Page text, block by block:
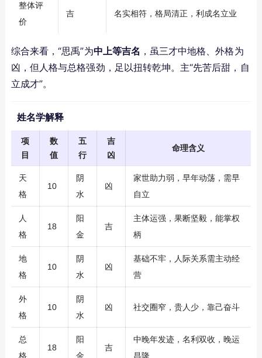
整体评
价
吉 名实相符，格局清正，利成名立业
综合来看，“思禹”为中上等吉名 ，虽三才中地格、外格为
凶，但人格与总格强劲，足以扭转乾坤。主“先苦后甜，自
立成才”。
姓名学解释
项
目
数
值
五
行
吉
凶
命理含义
天
格
10
阴
水
凶
家世助力弱，早年动荡，需早
自立
人
格
18
阳
金
吉
主体运强，果断坚毅，能掌权
柄
地
格
10
阴
水
凶
基础不牢，人际关系需主动经
营
外
格
10
阴
水
凶 社交圈窄，贵人少，靠己奋斗
总
格
18
阳
金
吉
中晚年发迹，名利双收，晚运
昌隆